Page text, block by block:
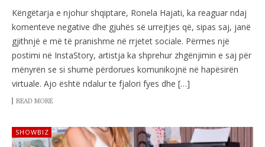
Këngëtarja e njohur shqiptare, Ronela Hajati, ka reaguar ndaj
komenteve negative dhe gjuhës së urrejtjes që, sipas saj, janë
gjithnjë e më të pranishme në rrjetet sociale. Përmes një
postimi në InstaStory, artistja ka shprehur zhgënjimin e saj për
mënyrën se si shumë përdorues komunikojnë në hapësirën
virtuale. Ajo është ndalur te fjalori fyes dhe […]
READ MORE
SHOWBIZ